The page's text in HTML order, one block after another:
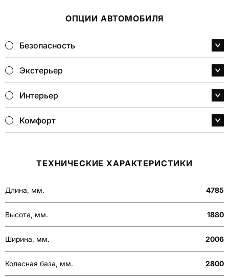
ОПЦИИ АВТОМОБИЛЯ
Безопасность
Экстерьер
Интерьер
Комфорт
ТЕХНИЧЕСКИЕ ХАРАКТЕРИСТИКИ
Длина, мм. 4785
Высота, мм. 1880
Ширина, мм. 2006
Колесная база, мм. 2800